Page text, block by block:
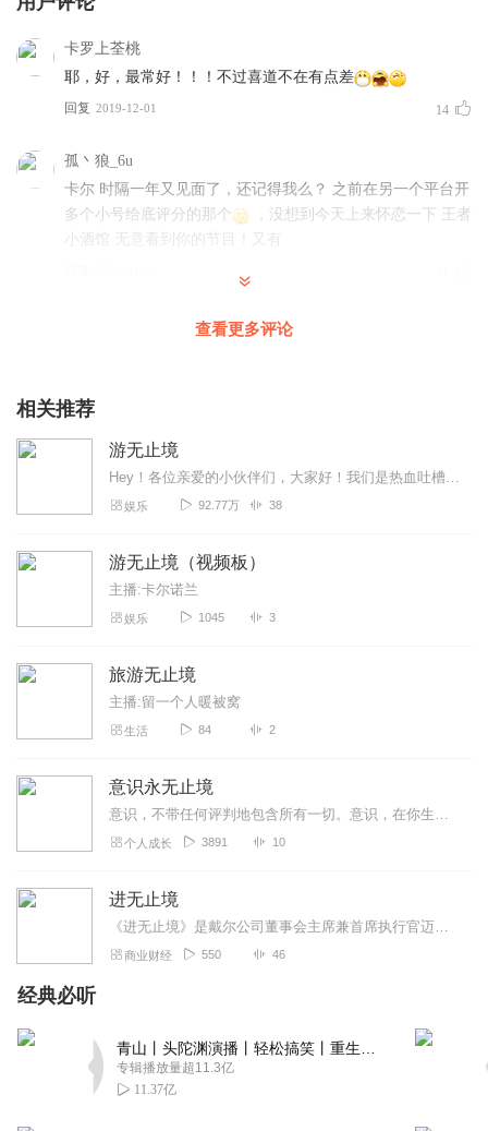
卡罗上荃桃
耶，好，最常好！！！不过喜道不在有点差
回复 2019-12-01 14
孤丶狼_6u
卡尔 时隔一年又见面了，还记得我么？ 之前在另一个平台开
多个小号给底评分的那个
，没想到今天上来怀恋一下 王者
小酒馆 无意看到你的节目！又有
尔，上校。谢谢
欲速不达也
非常非常非常棒，卡尔男神和校哥，长得好看不说，游戏又
我的天呐～完全就是全民男神！
2019-11-16
老卡尔 我又回来了 前天开始听 今天都听完了啊😄 给个五星
什么时候老喜道能回来一期吗？
2020-03-18
jsjdhdushshs
加油呀！看着游戏视频听三位聊聊天也是很好的，解说的也
很到位，节目做的非常用心，希望一直做下去呀(≧∇≦)
平淡_n87
我去，终于找到了，昨天突然想你们了，就找了一哈，结果
饭或者整个VIP喜点啥的，我们其实并不介意的，不然让这个
2020-04-25
查看更多评论
相关推荐
游无止境
Hey！各位亲爱的小伙伴们，大家好！我们是热血吐槽向的正能量小榜样——《游无止境》！别看我们胸前的红领巾鲜艳，手里可是只有毒鸡汤。虽然观点都没头没脑，问题也都莫...
娱乐 92.77万 38
游无止境（视频板）
主播:卡尔诺兰
娱乐 1045 3
旅游无止境
主播:留一个人暖被窝
生活 84 2
意识永无止境
意识，不带任何评判地包含所有一切。意识，在你生命所有领域中能全然觉察和全然临在的那份意愿和能力。意识，是不断唤醒来到更多的可能性、更多的选择和更高的生命力当中的...
个人成长 3891 10
进无止境
《进无止境》是戴尔公司董事会主席兼首席执行官迈克尔·戴尔写作的首部个人自传。全书叙述分为两条主线：一是他从一个斗志昂扬、充满激情且富有创业精神的少年变成一家全球...
商业财经 550 46
经典必听
专辑播放量超11.3亿
11.37亿